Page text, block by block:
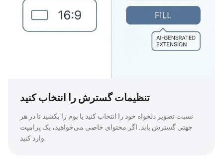
تنظیمات گسترش را انتخاب کنید
نسبت تصویر دلخواه خود را انتخاب کنید یا بوم را بکشید تا در هر
جهتی گسترش یابد. اگر محتوای خاصی می‌خواهید، یک پرامپت
وارد کنید.